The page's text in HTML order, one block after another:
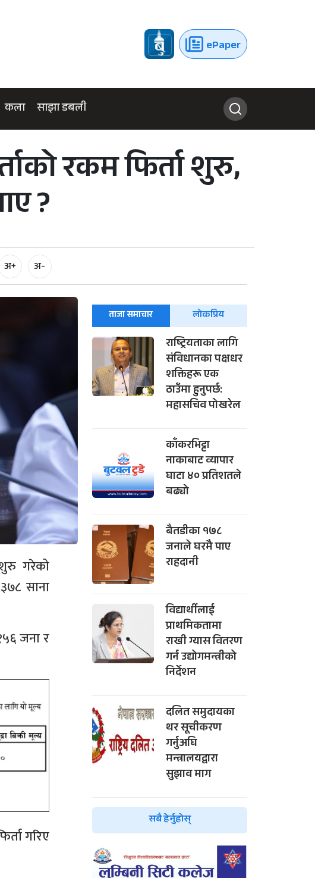
ePaper
कला साझा डबली
रकम फिर्ता शुरु,
?
अ+ अ-
गरेको
साना
जना र
गरिए
ताजा समाचार लोकप्रिय
राष्ट्रियताका लागि
संविधानका पक्षधर
शक्तिहरू एक
ठाउँमा हुनुपर्छ:
महासचिव पोखरेल
काँकरभिट्टा
नाकाबाट व्यापार
घाटा ४० प्रतिशतले
बढ्यो
बैतडीका १७८
जनाले घरमै पाए
राहदानी
विद्यार्थीलाई
प्राथमिकतामा
राखी ग्यास वितरण
गर्न उद्योगमन्त्रीको
निर्देशन
दलित समुदायका
थर सूचीकरण
गर्नुअघि
मन्त्रालयद्वारा
सुझाव माग
सबै हेर्नुहोस्